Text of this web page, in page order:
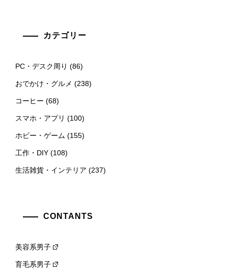
カテゴリー
PC・デスク周り (86)
おでかけ・グルメ (238)
コーヒー (68)
スマホ・アプリ (100)
ホビー・ゲーム (155)
工作・DIY (108)
生活雑貨・インテリア (237)
CONTANTS
美容系男子
育毛系男子